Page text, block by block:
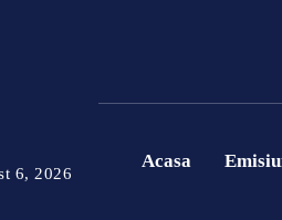
6, 2026
Acasa